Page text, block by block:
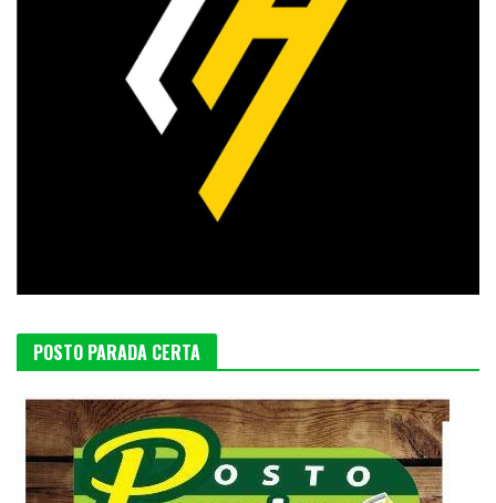
POSTO PARADA CERTA